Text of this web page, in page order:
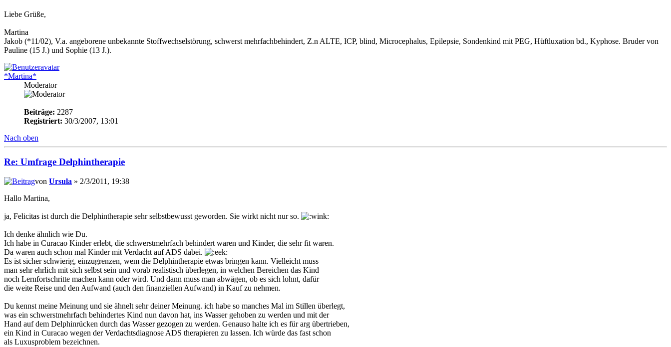
Liebe Grüße,
Martina
Jakob (*11/02), V.a. angeborene unbekannte Stoffwechselstörung, schwerst mehrfachbehindert, Z.n ALTE, ICP, blind, Microcephalus, Epilepsie, Sondenkind mit PEG, Hüftluxation bd., Kyphose. Bruder von
Pauline (15 J.) und Sophie (13 J.).
*Martina*
Moderator
Beiträge: 2287
Registriert: 30/3/2007, 13:01
Nach oben
Re: Umfrage Delphintherapie
von Ursula » 2/3/2011, 19:38
Hallo Martina,
ja, Felicitas ist durch die Delphintherapie sehr selbstbewusst geworden. Sie wirkt nicht nur so.
Ich denke ähnlich wie Du.
Ich habe in Curacao Kinder erlebt, die schwerstmehrfach behindert waren und Kinder, die sehr fit waren.
Da waren auch schon mal Kinder mit Verdacht auf ADS dabei.
Es ist sicher schwierig, einzugrenzen, wem die Delphintherapie etwas bringen kann. Vielleicht muss
man sehr ehrlich mit sich selbst sein und vorab realistisch überlegen, in welchen Bereichen das Kind
noch Lernfortschritte machen kann oder wird. Und dann muss man abwägen, ob es sich lohnt, dafür
die weite Reise und den Aufwand (auch den finanziellen Aufwand) in Kauf zu nehmen.
Du kennst meine Meinung und sie ähnelt sehr deiner Meinung. ich habe so manches Mal im Stillen überlegt,
was ein schwerstmehrfach behindertes Kind nun davon hat, ins Wasser gehoben zu werden und mit der
Hand auf dem Delphinrücken durch das Wasser gezogen zu werden. Genauso halte ich es für arg übertrieben,
ein Kind in Curacao wegen der Verdachtsdiagnose ADS therapieren zu lassen. Ich würde das fast schon
als Luxusproblem bezeichnen.